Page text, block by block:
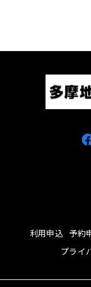
利用申込 予約
プライ